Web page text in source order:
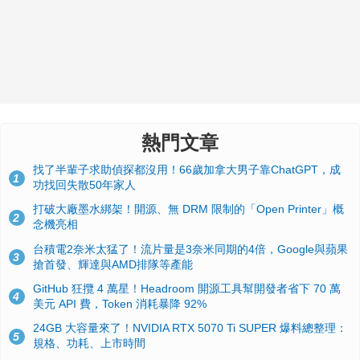
熱門文章
1
找了半輩子求助偵探都沒用！66歲加拿大男子靠ChatGPT，成
功找回失散50年家人
2
打破大廠墨水綁架！開源、無 DRM 限制的「Open Printer」概
念機亮相
3
台積電2奈米太猛了！流片量是3奈米同期的4倍，Google與蘋果
搶首發、輝達與AMD排隊等產能
4
GitHub 狂攬 4 萬星！Headroom 開源工具幫開發者省下 70 萬
美元 API 費，Token 消耗暴降 92%
5
24GB 大容量來了！NVIDIA RTX 5070 Ti SUPER 爆料總整理：
規格、功耗、上市時間